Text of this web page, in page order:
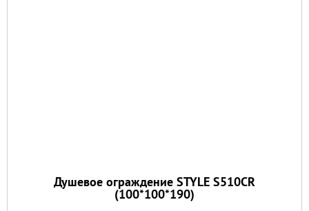
Душевое ограждение STYLE S510CR
(100*100*190)